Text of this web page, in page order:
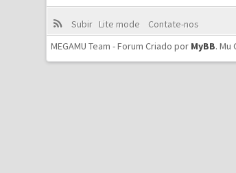
Subir Lite mode
Contate-nos
MEGAMU Team - Forum Criado por MyBB.Mu